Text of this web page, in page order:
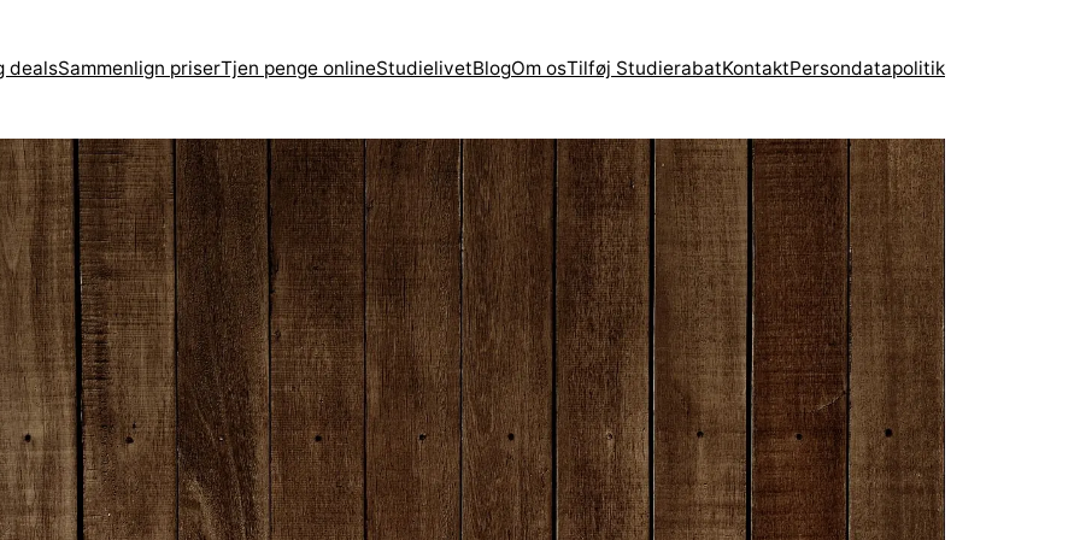
dealsSammenlign priserTjen penge onlineStudielivetBlogOm osTilføj StudierabatKontaktPersondatapolitik